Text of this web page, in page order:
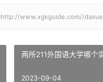
http://www.xgkguide.com//
两所211外国语大学哪个
2023-09-04